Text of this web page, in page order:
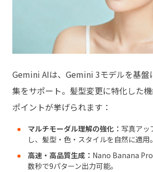
Gemini AIは、Gemini 3モデルを基盤
集をサポート。髪型変更に特化した
ポイントが挙げられます：
マルチモーダル理解の強化： 写真アッ
し、髪型・色・スタイルを自然に適用。
高速・高品質生成： Nano Banana Pro
数秒で9パターン出力可能。